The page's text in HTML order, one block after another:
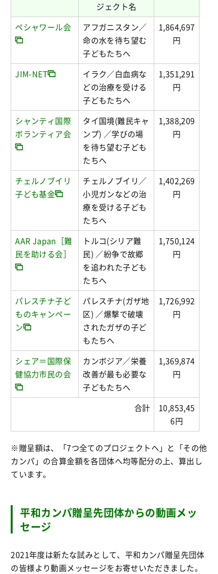
ジェクト名
ペシャワール会
アフガニスタン／
命の水を待ち望む
子どもたちへ
1,864,697
円
JIM-NET
イラク／白血病な
どの治療を受ける
子どもたちへ
1,351,291
円
シャンティ国際
ボランティア会
タイ国境(難民キャ
ンプ) ／学びの場
を待ち望む子ども
たちへ
1,388,209
円
チェルノブイリ
子ども基金
チェルノブイリ／
小児ガンなどの治
療を受ける子ども
たちへ
1,402,269
円
AAR Japan［難
民を助ける会］
トルコ(シリア難
民) ／紛争で故郷
を追われた子ども
たちへ
1,750,124
円
パレスチナ子ど
ものキャンペー
ン
パレスチナ(ガザ地
区) ／爆撃で破壊
されたガザの子ど
もたちへ
1,726,992
円
シェア＝国際保
健協力市民の会
カンボジア／栄養
改善が最も必要な
子どもたちへ
1,369,874
円
合計
10,853,45
6円
※贈呈額は、「7つ全てのプロジェクトへ」と「その他
カンパ」の合算金額を各団体へ均等配分の上、算出し
ています。
平和カンパ贈呈先団体からの動画メッ
セージ
2021年度は新たな試みとして、平和カンパ贈呈先団体
の皆様より動画メッセージをお寄せいただきました。